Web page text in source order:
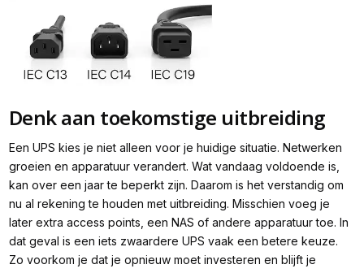
Denk aan toekomstige uitbreiding
Een UPS kies je niet alleen voor je huidige situatie. Netwerken
groeien en apparatuur verandert. Wat vandaag voldoende is,
kan over een jaar te beperkt zijn. Daarom is het verstandig om
nu al rekening te houden met uitbreiding. Misschien voeg je
later extra access points, een NAS of andere apparatuur toe. In
dat geval is een iets zwaardere UPS vaak een betere keuze.
Zo voorkom je dat je opnieuw moet investeren en blijft je